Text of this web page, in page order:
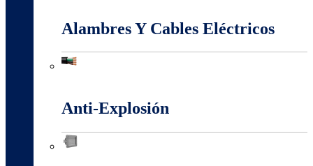
Alambres Y Cables Eléctricos
Anti-Explosión